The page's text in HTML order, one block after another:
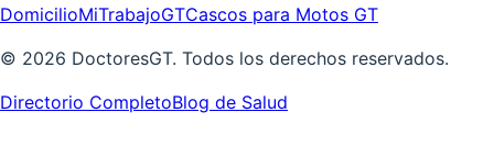
DomicilioMiTrabajoGTCascos para Motos GT
© 2026 DoctoresGT. Todos los derechos reservados.
Directorio CompletoBlog de Salud